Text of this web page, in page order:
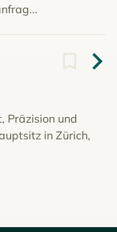
Präzision und
in Zürich,